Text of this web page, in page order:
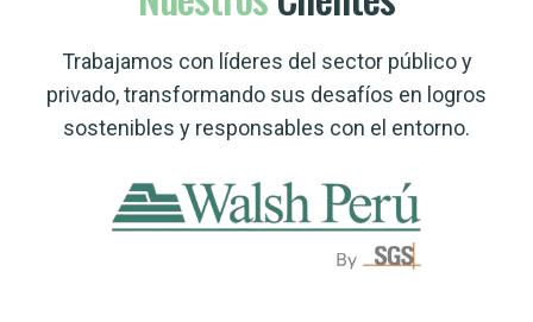
Trabajamos con líderes del sector público y
privado, transformando sus desafíos en logros
sostenibles y responsables con el entorno.